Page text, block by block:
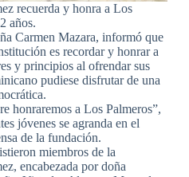
recuerda y honra a Los
años.
Carmen Mazara, informó que
es recordar y honrar a
y principios al ofrendar sus
pudiese disfrutar de una
honraremos a Los Palmeros”,
jóvenes se agranda en el
de la fundación.
miembros de la
encabezada por doña